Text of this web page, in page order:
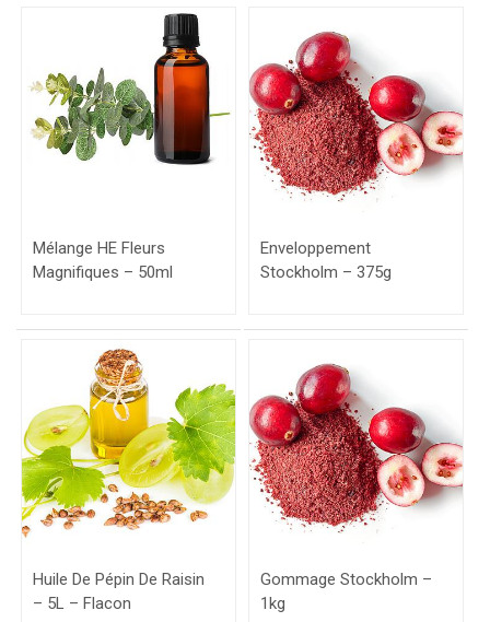
Mélange HE Fleurs
Magnifiques – 50ml
Enveloppement
Stockholm – 375g
Huile De Pépin De Raisin
– 5L – Flacon
Gommage Stockholm –
1kg